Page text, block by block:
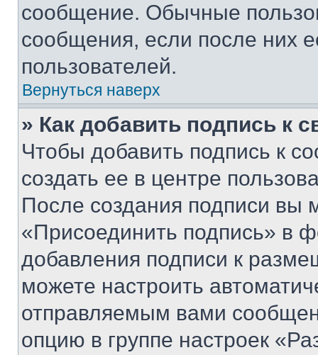
сообщение. Обычные
сообщения, если после них
пользователей.
Вернуться наверх
» Как добавить подпись к
Чтобы добавить подпись к
создать ее в центре
После создания подписи вы
«Присоединить подпись» в
добавления подписи к
можете настроить
отправляемым вами
опцию в группе настроек